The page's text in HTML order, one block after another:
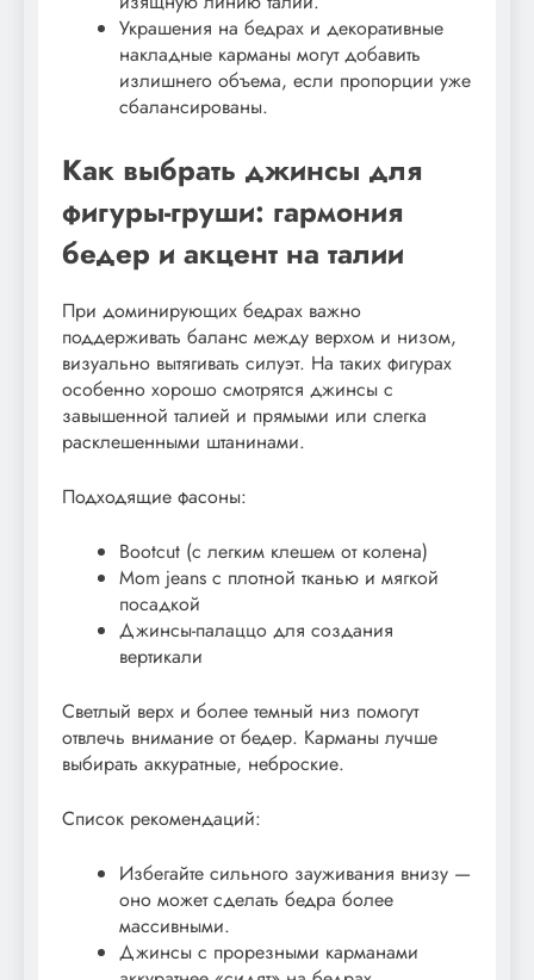
Украшения на бедрах и декоративные
накладные карманы могут добавить
излишнего объема, если пропорции уже
сбалансированы.
Как выбрать джинсы для
фигуры-груши: гармония
бедер и акцент на талии
При доминирующих бедрах важно
поддерживать баланс между верхом и низом,
визуально вытягивать силуэт. На таких фигурах
особенно хорошо смотрятся джинсы с
завышенной талией и прямыми или слегка
расклешенными штанинами.
Подходящие фасоны:
Bootcut (с легким клешем от колена)
Mom jeans с плотной тканью и мягкой
посадкой
Джинсы-палаццо для создания
вертикали
Светлый верх и более темный низ помогут
отвлечь внимание от бедер. Карманы лучше
выбирать аккуратные, неброские.
Список рекомендаций:
Избегайте сильного зауживания внизу —
оно может сделать бедра более
массивными.
Джинсы с прорезными карманами